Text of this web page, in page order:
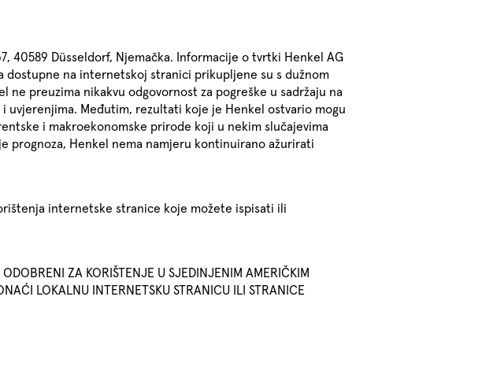
40589 Düsseldorf, Njemačka. Informacije o tvrtki Henkel AG
dostupne na internetskoj stranici prikupljene su s dužnom
preuzima nikakvu odgovornost za pogreške u sadržaju na
uvjerenjima. Međutim, rezultati koje je Henkel ostvario mogu
i makroekonomske prirode koji u nekim slučajevima
prognoza, Henkel nema namjeru kontinuirano ažurirati
internetske stranice koje možete ispisati ili
ZA KORIŠTENJE U SJEDINJENIM AMERIČKIM
LOKALNU INTERNETSKU STRANICU ILI STRANICE